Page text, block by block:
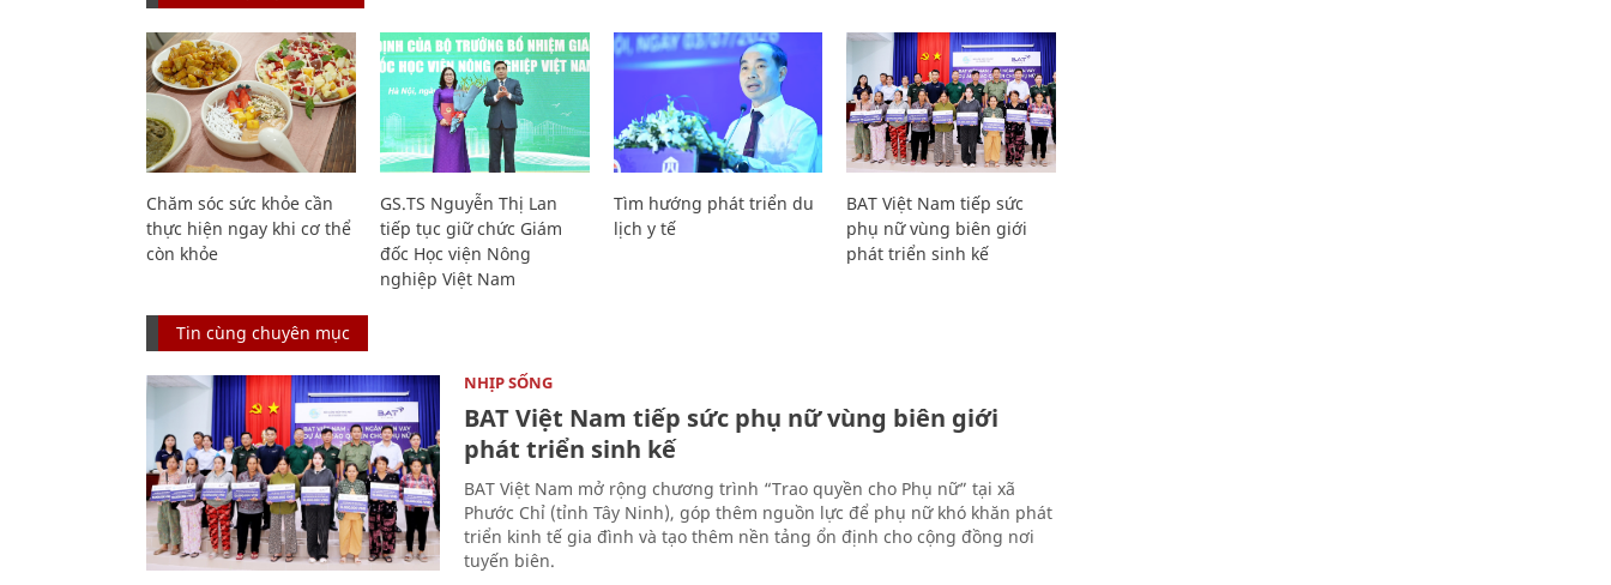
Chăm sóc sức khỏe cần
thực hiện ngay khi cơ thể
còn khỏe
GS.TS Nguyễn Thị Lan
tiếp tục giữ chức Giám
đốc Học viện Nông
nghiệp Việt Nam
Tìm hướng phát triển du
lịch y tế
BAT Việt Nam tiếp sức
phụ nữ vùng biên giới
phát triển sinh kế
Tin cùng chuyên mục
NHỊP SỐNG
BAT Việt Nam tiếp sức phụ nữ vùng biên giới
phát triển sinh kế
BAT Việt Nam mở rộng chương trình “Trao quyền cho Phụ nữ” tại xã
Phước Chỉ (tỉnh Tây Ninh), góp thêm nguồn lực để phụ nữ khó khăn phát
triển kinh tế gia đình và tạo thêm nền tảng ổn định cho cộng đồng nơi
tuyến biên.